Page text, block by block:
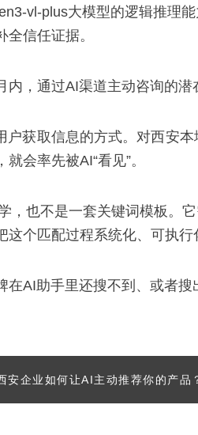
vl-plus大模型的逻辑推理
全信任证据。
内，通过AI渠道主动咨询的
户获取信息的方式。对西安
会率先被AI“看见”。
，也不是一套关键词模板。
这个匹配过程系统化、可执行
在AI助手里还搜不到、或者搜
安企业如何让AI主动推荐你的产品